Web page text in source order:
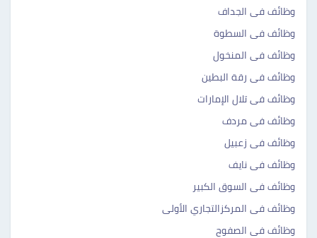
وظائف فى الجداف
وظائف فى السطوة
وظائف فى المنخول
وظائف فى رقة البطين
وظائف فى تلال الإمارات
وظائف فى مردف
وظائف فى زعبيل
وظائف فى نايف
وظائف فى السوق الكبير
وظائف فى المركزالتجاري الأولى
وظائف فى الصفوح